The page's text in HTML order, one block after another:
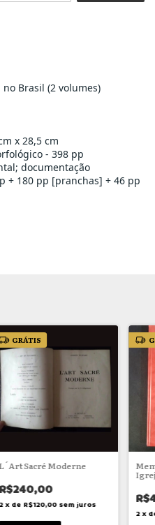
Brasil (2 volumes)
x 28,5 cm
- 398 pp
documentação
+ 180 pp [pranchas] + 46 pp
GRÁTIS
L´Art Sacré Moderne
R$240,00
2 x de R$120,00 sem juros
2 x